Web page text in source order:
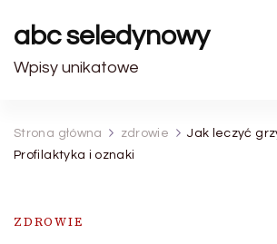
abc seledynowy
Wpisy unikatowe
Strona główna zdrowie
Jak leczyć
Profilaktyka i oznaki
ZDROWIE